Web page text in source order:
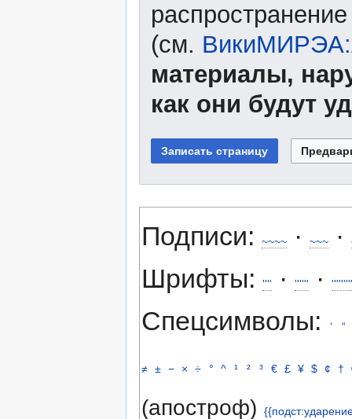
(см.
материалы,
как они будут
Подписи: ~~~~ · ~~~ ·
Шрифты: '''' · '''''' ·
Спецсимволы: ‘ “
≠ ± − × ÷ ° ^ ¹ ² ³ € £ ¥ $ ¢ †
(апостроф)